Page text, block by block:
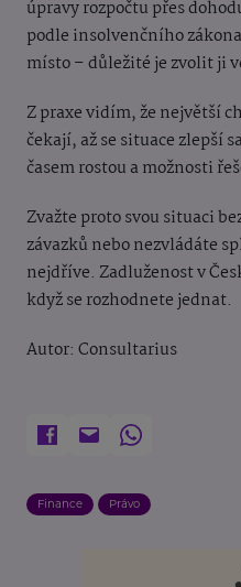
úpravy rozpočtu přes
podle insolvenčního
místo – důležité je zvolit ji
Z praxe vidím, že největší
čekají, až se situace zlepší
časem rostou a možnosti
Zvažte proto svou situaci
závazků nebo nezvládáte
nejdříve. Zadluženost v
když se rozhodnete jednat.
Autor: Consultarius
Finance Právo